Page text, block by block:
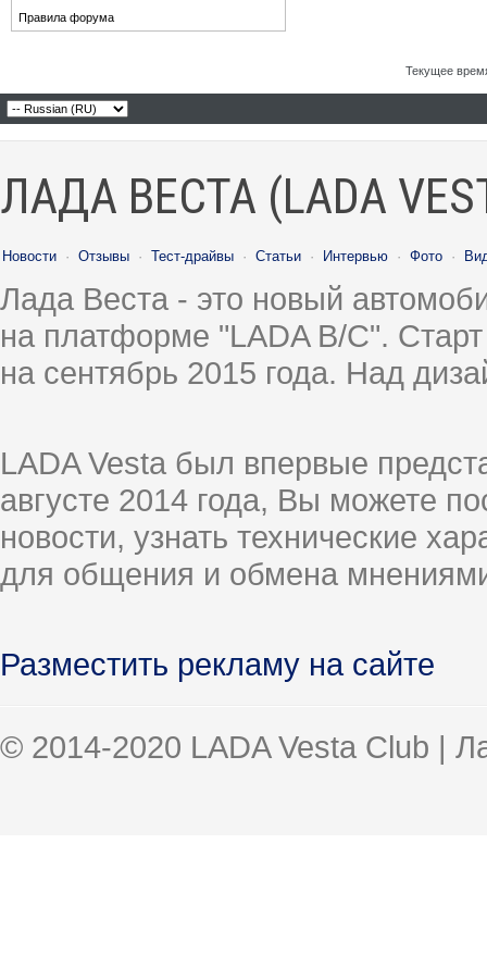
Правила форума
Текущее
ЛАДА ВЕСТА (LADA
Новости · Отзывы · Тест-драйвы · Статьи · Интервью · Фото ·
Лада Веста - это новый
на платформе "LADA B/C".
на сентябрь 2015 года. Над
LADA Vesta был впервые
августе 2014 года, Вы можете
новости, узнать технические
для общения и обмена
Разместить рекламу на сайте
© 2014-2020 LADA Vesta Club |